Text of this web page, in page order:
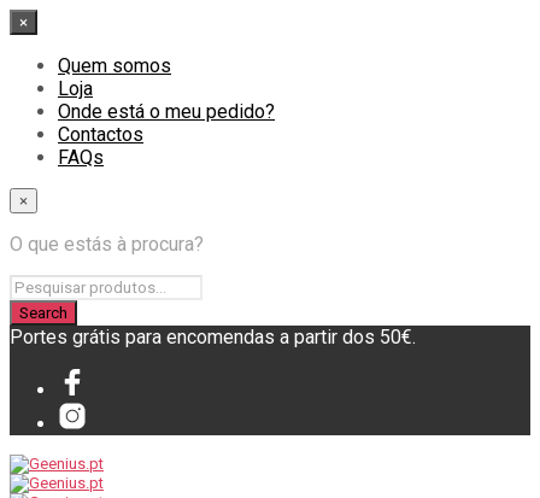
×
Quem somos
Loja
Onde está o meu pedido?
Contactos
FAQs
×
O que estás à procura?
Portes grátis para encomendas a partir dos 50€.